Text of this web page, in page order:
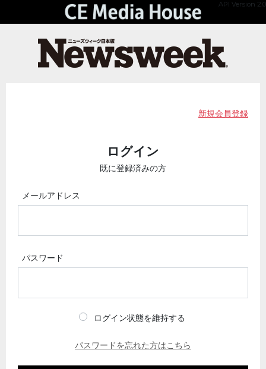
API Version 2.0
新規会員登録
ログイン
既に登録済みの方
メールアドレス
パスワード
ログイン状態を維持する
パスワードを忘れた方はこちら